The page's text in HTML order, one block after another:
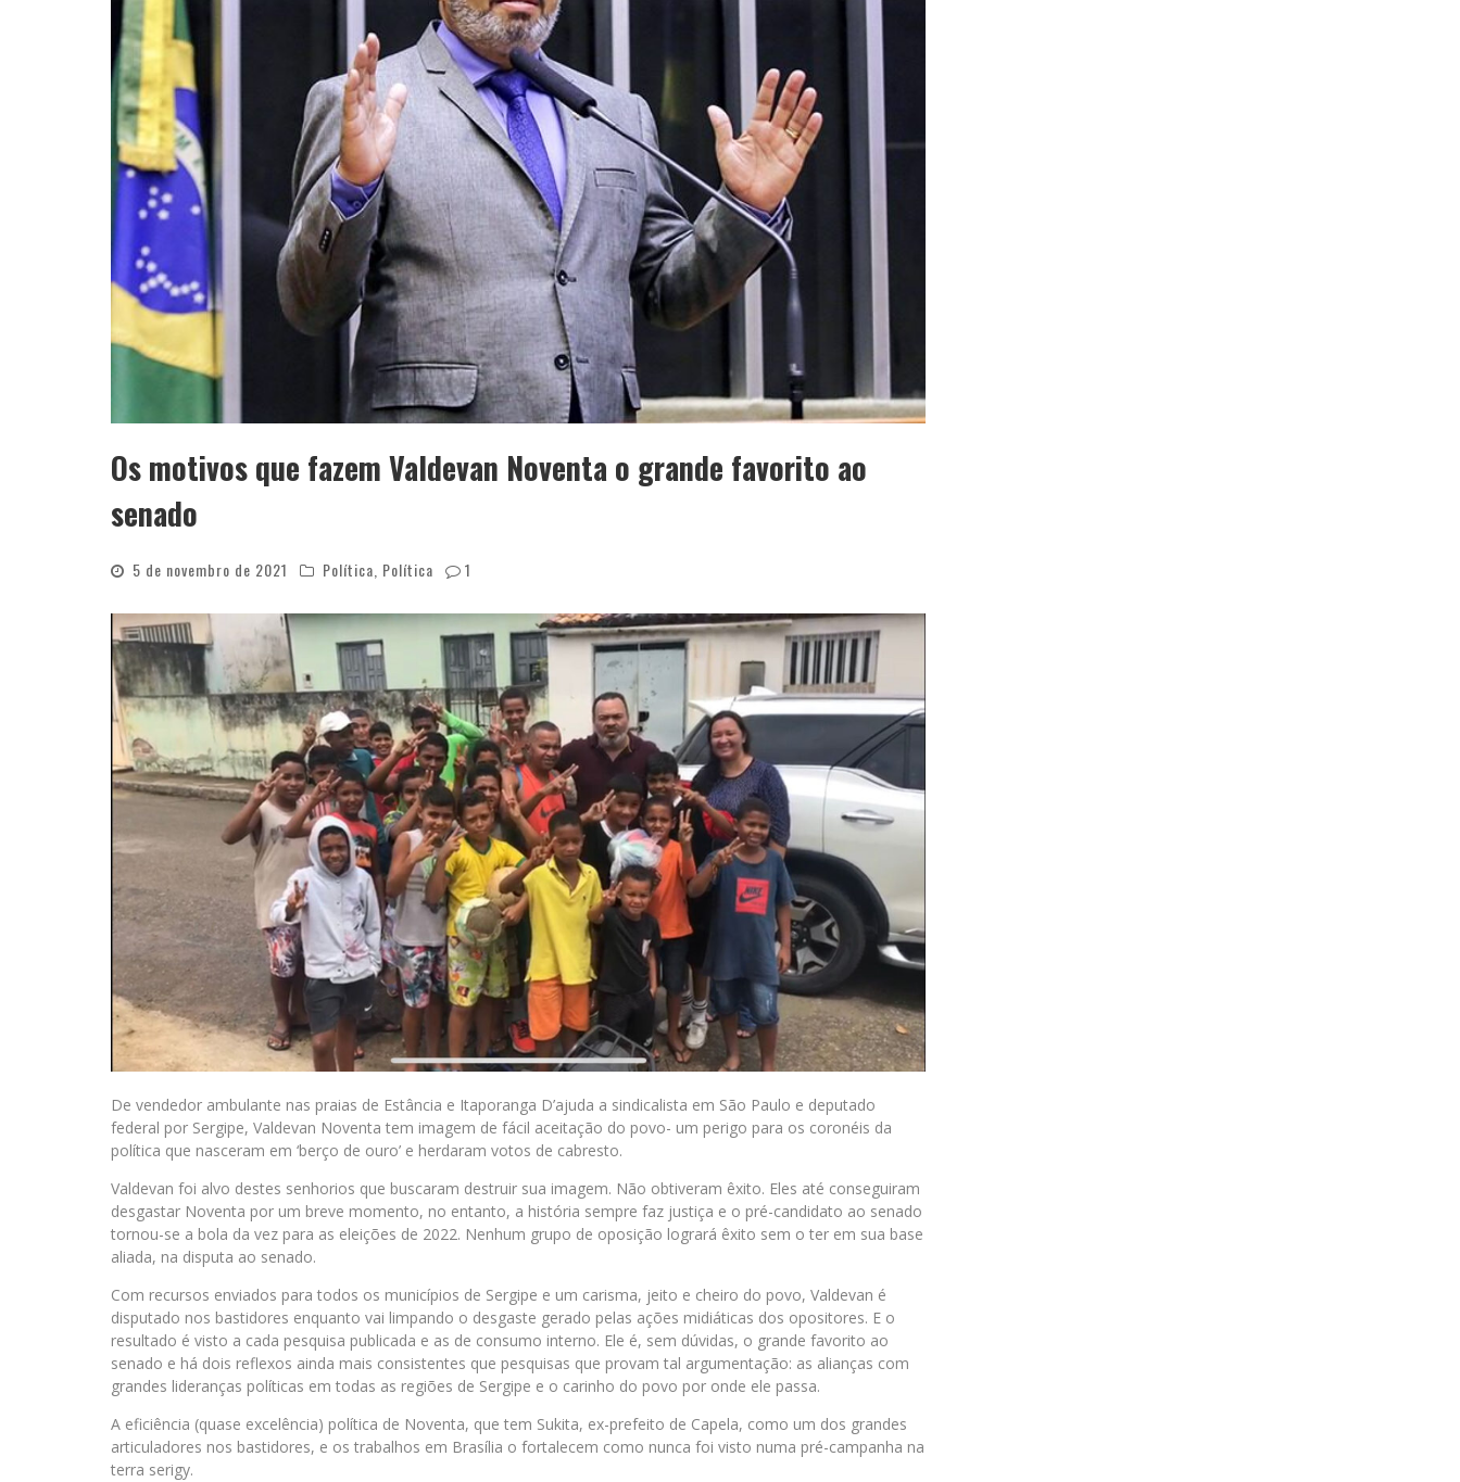
Os motivos que fazem Valdevan Noventa o grande favorito ao
senado
5 de novembro de 2021 Política Política 1
De vendedor ambulante nas praias de Estância e Itaporanga D’ajuda a sindicalista em São Paulo e deputado
federal por Sergipe, Valdevan Noventa tem imagem de fácil aceitação do povo- um perigo para os coronéis da
política que nasceram em ‘berço de ouro’ e herdaram votos de cabresto.
Valdevan foi alvo destes senhorios que buscaram destruir sua imagem. Não obtiveram êxito. Eles até conseguiram
desgastar Noventa por um breve momento, no entanto, a história sempre faz justiça e o pré-candidato ao senado
tornou-se a bola da vez para as eleições de 2022. Nenhum grupo de oposição logrará êxito sem o ter em sua base
aliada, na disputa ao senado.
Com recursos enviados para todos os municípios de Sergipe e um carisma, jeito e cheiro do povo, Valdevan é
disputado nos bastidores enquanto vai limpando o desgaste gerado pelas ações midiáticas dos opositores. E o
resultado é visto a cada pesquisa publicada e as de consumo interno. Ele é, sem dúvidas, o grande favorito ao
senado e há dois reflexos ainda mais consistentes que pesquisas que provam tal argumentação: as alianças com
grandes lideranças políticas em todas as regiões de Sergipe e o carinho do povo por onde ele passa.
A eficiência (quase excelência) política de Noventa, que tem Sukita, ex-prefeito de Capela, como um dos grandes
articuladores nos bastidores, e os trabalhos em Brasília o fortalecem como nunca foi visto numa pré-campanha na
terra serigy.